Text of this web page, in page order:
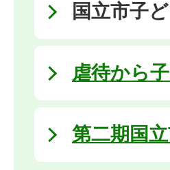
国立市子
虐待から
第二期国